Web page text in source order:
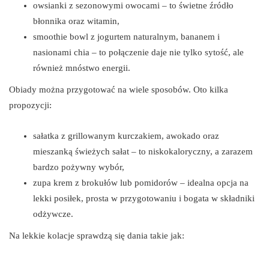
owsianki z sezonowymi owocami – to świetne źródło
błonnika oraz witamin,
smoothie bowl z jogurtem naturalnym, bananem i
nasionami chia – to połączenie daje nie tylko sytość, ale
również mnóstwo energii.
Obiady można przygotować na wiele sposobów. Oto kilka
propozycji:
sałatka z grillowanym kurczakiem, awokado oraz
mieszanką świeżych sałat – to niskokaloryczny, a zarazem
bardzo pożywny wybór,
zupa krem z brokułów lub pomidorów – idealna opcja na
lekki posiłek, prosta w przygotowaniu i bogata w składniki
odżywcze.
Na lekkie kolacje sprawdzą się dania takie jak: